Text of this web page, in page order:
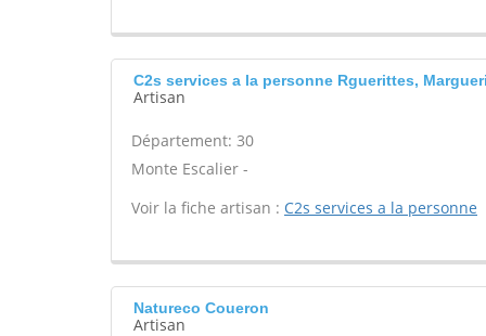
C2s services a la personne Rguerittes,
Artisan
Département: 30
Monte Escalier -
Voir la fiche artisan : C2s services a la personne
Natureco Coueron
Artisan